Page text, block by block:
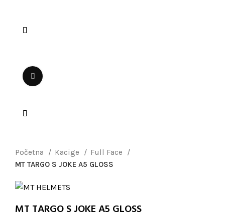
Početna Kacige
Full Face
MT TARGO S JOKE A5 GLOSS